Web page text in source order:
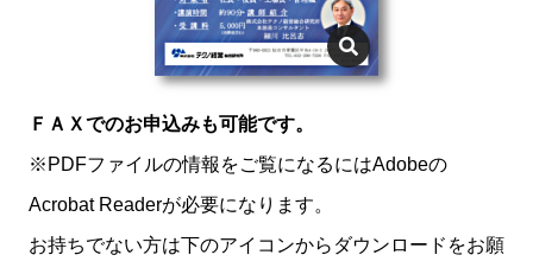
ＦＡＸでのお申込みも可能です。
※PDFファイルの情報をご覧になるにはAdobeの
Acrobat Readerが必要になります。
お持ちでない方は下のアイコンからダウンロードをお願